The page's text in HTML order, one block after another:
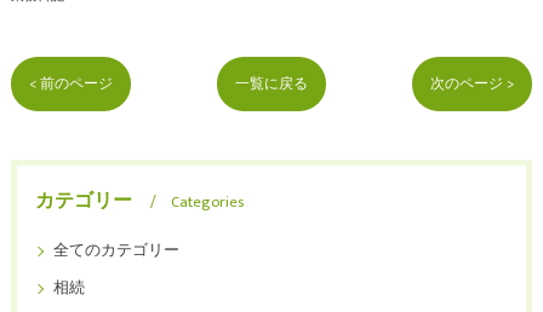
< 前のページ 一覧に戻る 次のページ >
カテゴリー
Categories
全てのカテゴリー
相続